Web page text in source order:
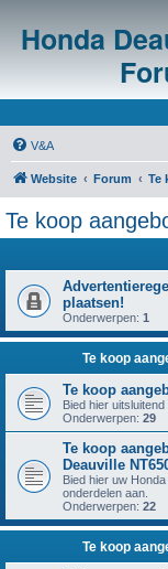
Honda
V&A
Website Forum Te
Te koop
plaatsen!
Onderwerpen: 1
Te koop
Te koop
Bied hier
Onderwerpen: 29
Te koop
Deauville
Bied hier uw
onderdelen aan.
Onderwerpen: 22
Te koop